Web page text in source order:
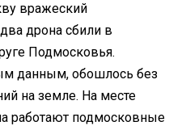
вражеский
дрона сбили в
Подмосковья.
данным, обошлось без
на земле. На месте
работают подмосковные